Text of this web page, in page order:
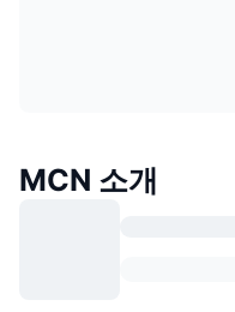
MCN 소개